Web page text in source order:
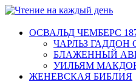
ОСВАЛЬД ЧЕМБЕРС
ЧАРЛЬЗ ГАДДОН
БЛАЖЕННЫЙ
УИЛЬЯМ
ЖЕНЕВСКАЯ БИБЛИЯ